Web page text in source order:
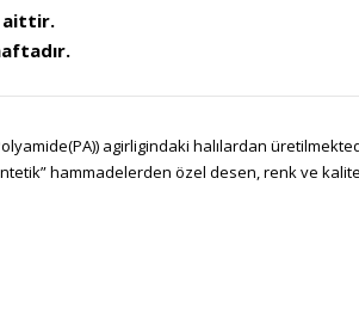
aittir.
agirligindaki halılardan
hammadelerden özel desen, renk ve